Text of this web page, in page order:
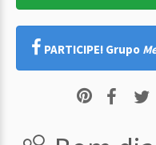
PARTICIPE! Grupo